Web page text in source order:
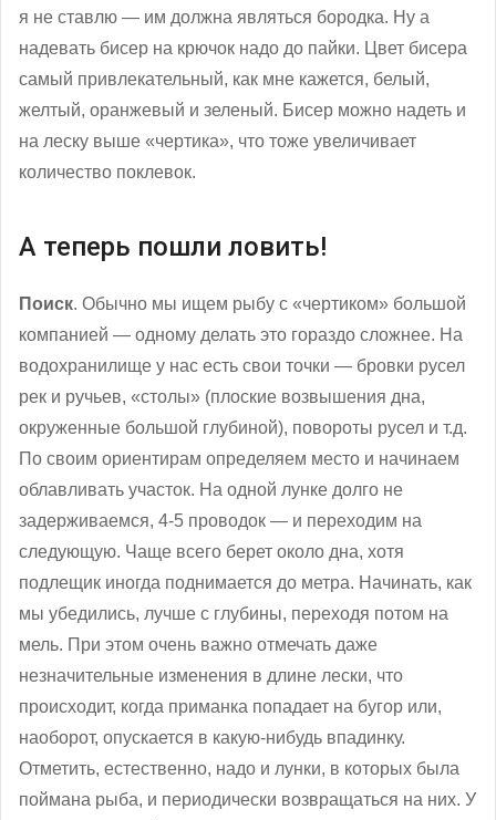
я не ставлю — им должна являться бородка. Ну а
надевать бисер на крючок надо до пайки. Цвет бисера
самый привлекательный, как мне кажется, белый,
желтый, оранжевый и зеленый. Бисер можно надеть и
на леску выше «чертика», что тоже увеличивает
количество поклевок.
А теперь пошли ловить!
Поиск. Обычно мы ищем рыбу с «чертиком» большой
компанией — одному делать это гораздо сложнее. На
водохранилище у нас есть свои точки — бровки русел
рек и ручьев, «столы» (плоские возвышения дна,
окруженные большой глубиной), повороты русел и т.д.
По своим ориентирам определяем место и начинаем
облавливать участок. На одной лунке долго не
задерживаемся, 4-5 проводок — и переходим на
следующую. Чаще всего берет около дна, хотя
подлещик иногда поднимается до метра. Начинать, как
мы убедились, лучше с глубины, переходя потом на
мель. При этом очень важно отмечать даже
незначительные изменения в длине лески, что
происходит, когда приманка попадает на бугор или,
наоборот, опускается в какую-нибудь впадинку.
Отметить, естественно, надо и лунки, в которых была
поймана рыба, и периодически возвращаться на них. У